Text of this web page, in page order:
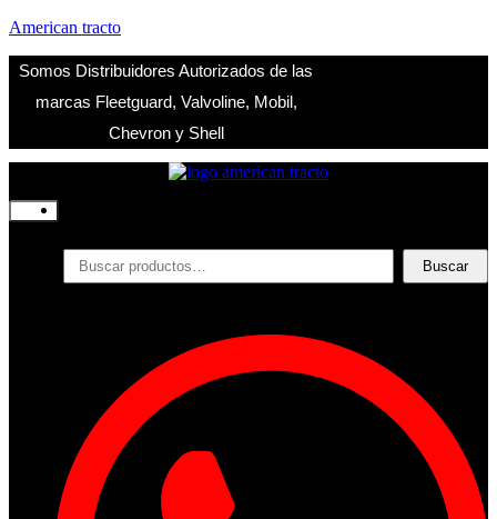
American tracto
Somos Distribuidores Autorizados de las
marcas Fleetguard, Valvoline, Mobil,
Chevron y Shell
Productos
Filtros
Contacto
Acceder
Iniciar Sesion
Registro
Restablecer la contraseña
Buscar